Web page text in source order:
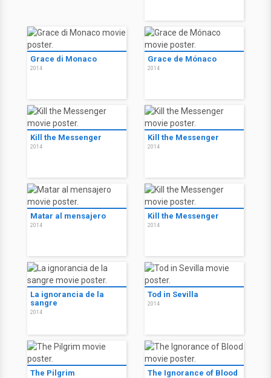
Grace di Monaco
2014
Grace de Mónaco
2014
Kill the Messenger
2014
Kill the Messenger
2014
Matar al mensajero
2014
Kill the Messenger
2014
La ignorancia de la
sangre
2014
Tod in Sevilla
2014
The Pilgrim The Ignorance of Blood